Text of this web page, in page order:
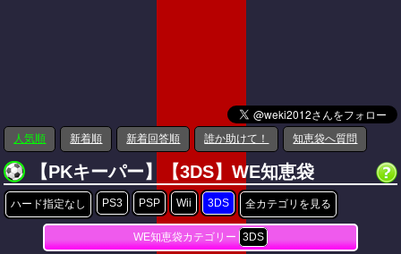
人気順 新着順 新着回答順 誰か助けて！ 知恵袋へ質問
【PKキーパー】【3DS】WE知恵袋
ハード指定なし PS3 PSP Wii 3DS 全カテゴリを見る
WE知恵袋カテゴリー 3DS